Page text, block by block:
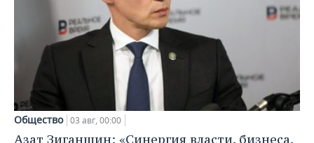
Общество 03 авг, 00:00
Азат Зиганшин: «Синергия власти, бизнеса,